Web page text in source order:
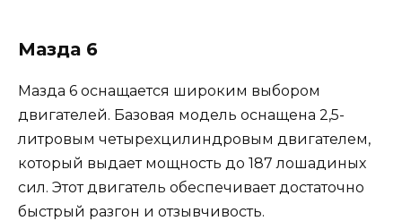
Мазда 6
Мазда 6 оснащается широким выбором
двигателей. Базовая модель оснащена 2,5-
литровым четырехцилиндровым двигателем,
который выдает мощность до 187 лошадиных
сил. Этот двигатель обеспечивает достаточно
быстрый разгон и отзывчивость.